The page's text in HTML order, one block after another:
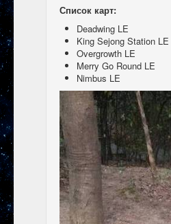
Список карт:
Deadwing LE
King Sejong Station LE
Overgrowth LE
Merry Go Round LE
Nimbus LE